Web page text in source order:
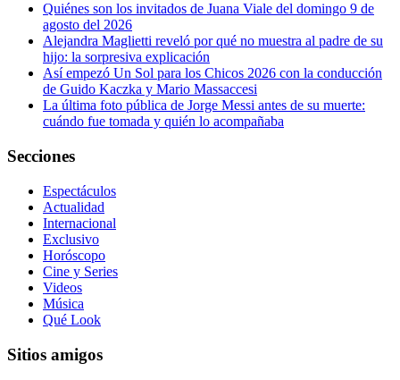
Quiénes son los invitados de Juana Viale del domingo 9 de
agosto del 2026
Alejandra Maglietti reveló por qué no muestra al padre de su
hijo: la sorpresiva explicación
Así empezó Un Sol para los Chicos 2026 con la conducción
de Guido Kaczka y Mario Massaccesi
La última foto pública de Jorge Messi antes de su muerte:
cuándo fue tomada y quién lo acompañaba
Secciones
Espectáculos
Actualidad
Internacional
Exclusivo
Horóscopo
Cine y Series
Videos
Música
Qué Look
Sitios amigos